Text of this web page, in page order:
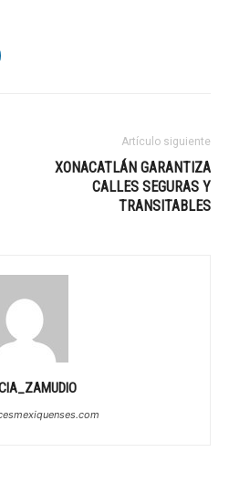
Artículo siguiente
XONACATLÁN GARANTIZA
CALLES SEGURAS Y
TRANSITABLES